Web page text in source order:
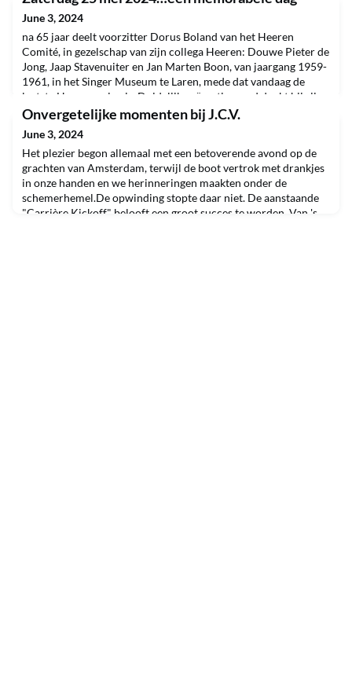
June 3, 2024
na 65 jaar deelt voorzitter Dorus Boland van het Heeren
Comité, in gezelschap van zijn collega Heeren: Douwe Pieter de
Jong, Jaap Stavenuiter en Jan Marten Boon, van jaargang 1959-
1961, in het Singer Museum te Laren, mede dat vandaag de
laatste Homecoming is. Duidelijk geëmotioneerd dankt hij zijn
“maten” in het bijzijn van hun partners en blikt terug op een
indrukwekkende reeks Homecomings die ze
Onvergetelijke momenten bij J.C.V.
June 3, 2024
Het plezier begon allemaal met een betoverende avond op de
grachten van Amsterdam, terwijl de boot vertrok met drankjes
in onze handen en we herinneringen maakten onder de
schemerhemel.De opwinding stopte daar niet. De aanstaande
"Carrière Kickoff" belooft een groot succes te worden. Van 's